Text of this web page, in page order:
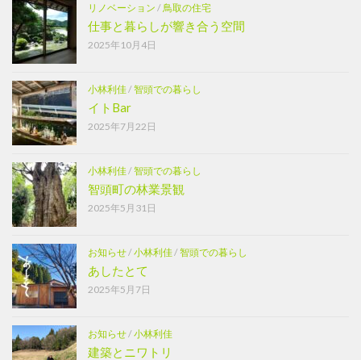
リノベーション / 鳥取の住宅
仕事と暮らしが響き合う空間
2025年10月4日
小林利佳/智頭での暮らし
イトBar
2025年7月22日
小林利佳/智頭での暮らし
智頭町の林業景観
2025年5月31日
お知らせ/小林利佳/智頭での暮らし
あしたとて
2025年5月7日
お知らせ/小林利佳
建築とニワトリ